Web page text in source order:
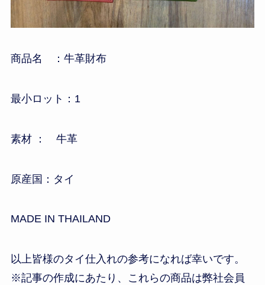
商品名 ：牛革財布
最小ロット：1
素材 ： 牛革
原産国：タイ
MADE IN THAILAND
以上皆様のタイ仕入れの参考になれば幸いです。
※記事の作成にあたり、これらの商品は弊社会員